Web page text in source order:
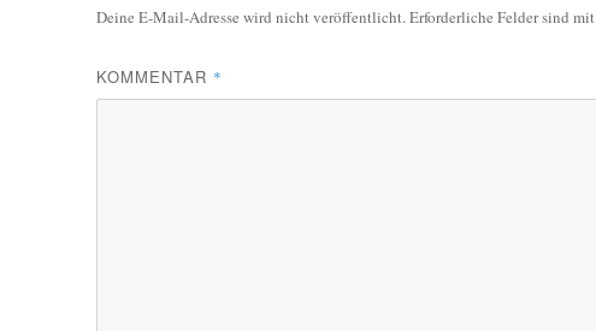
Deine E-Mail-Adresse wird nicht veröffentlicht.Erforderliche Felder sind mit
KOMMENTAR *